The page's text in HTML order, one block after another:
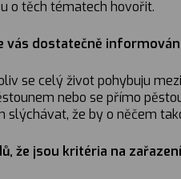
o těch tématech hovořit.
vás dostatečně
se celý život pohybuju
nebo se přímo
slýchávat, že by o něčem
že jsou kritéria na